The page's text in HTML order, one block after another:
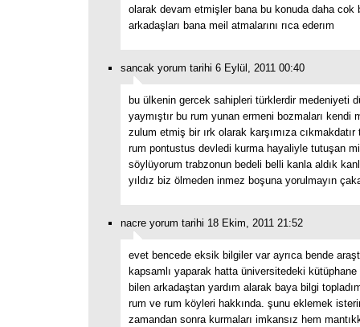
olarak devam etmişler bana bu konuda daha cok
arkadaşları bana meil atmalarını rıca ederım
sancak yorum tarihi 6 Eylül, 2011 00:40
bu ülkenin gercek sahipleri türklerdir medeniyeti
yaymıştır bu rum yunan ermeni bozmaları kendi
zulum etmiş bir ırk olarak karşımıza
rum pontustus devledi kurma hayaliyle tutuşan
söylüyorum trabzonun bedeli belli kanla aldık
yıldız biz ölmeden inmez boşuna yorulmayın
nacre yorum tarihi 18 Ekim, 2011 21:52
evet bencede eksik bilgiler var ayrıca bende
kapsamlı yaparak hatta üniversitedeki kütüphane
bilen arkadaştan yardım alarak baya bilgi
rum ve rum köyleri hakkında. şunu eklemek
zamandan sonra kurmaları imkansız hem